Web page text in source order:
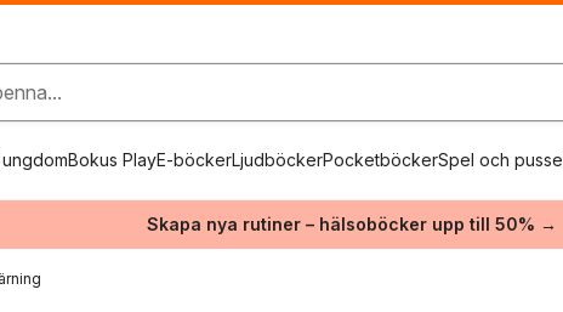
Bokus PlayE-böckerLjudböckerPocketböckerSpel och
Skapa nya rutiner – hälsoböcker upp till 50% →